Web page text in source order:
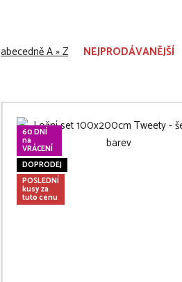
abecedně A » Z NEJPRODÁVANĚJŠÍ
60 DNÍ
na
VRÁCENÍ
DOPRODEJ
POSLEDNÍ
kusy za
tuto cenu